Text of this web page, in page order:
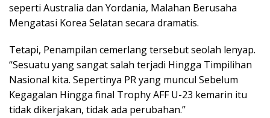
seperti Australia dan Yordania, Malahan Berusaha
Mengatasi Korea Selatan secara dramatis.
Tetapi, Penampilan cemerlang tersebut seolah lenyap.
“Sesuatu yang sangat salah terjadi Hingga Timpilihan
Nasional kita. Sepertinya PR yang muncul Sebelum
Kegagalan Hingga final Trophy AFF U-23 kemarin itu
tidak dikerjakan, tidak ada perubahan.”